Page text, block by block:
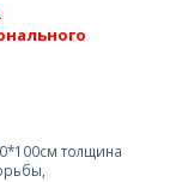
толщина